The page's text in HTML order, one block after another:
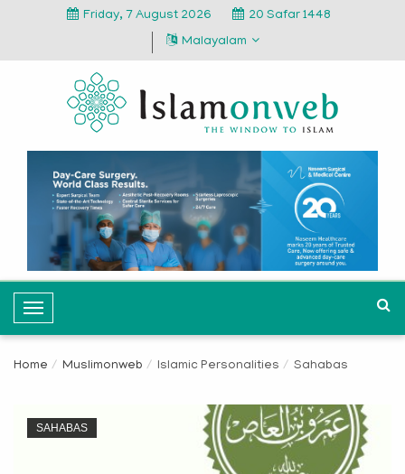
Friday, 7 August 2026
20 Safar 1448
Malayalam
T
o
e
N
Home Muslimonweb Islamic Personalities Sahabas
SAHABAS